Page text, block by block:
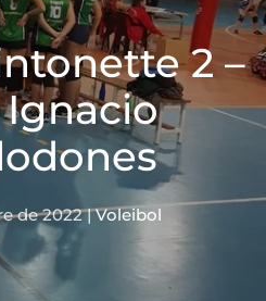
2 –
Ignacio
de 2022|Voleibol